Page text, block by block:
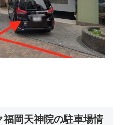
福岡天神院の駐車場情